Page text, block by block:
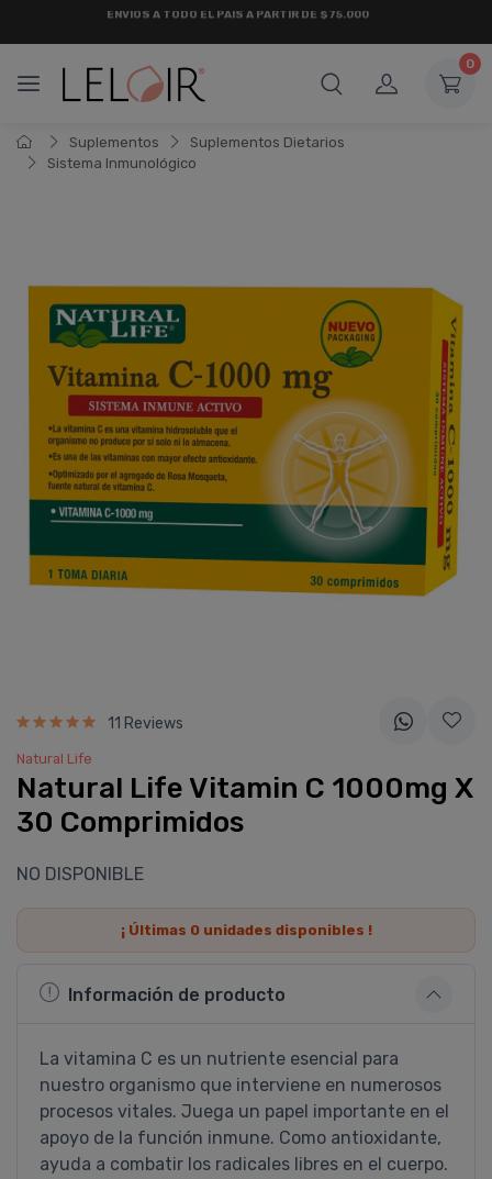
0
Suplementos
Suplementos Dietarios
Sistema Inmunológico
11 Reviews
Natural Life
Natural Life Vitamin C 1000mg X
30 Comprimidos
NO DISPONIBLE
¡ Últimas 0unidades disponibles !
Información de producto
La vitamina C es un nutriente esencial para
nuestro organismo que interviene en numerosos
procesos vitales. Juega un papel importante en el
apoyo de la función inmune. Como antioxidante,
ayuda a combatir los radicales libres en el cuerpo.